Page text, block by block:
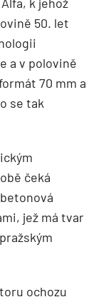
50. let
a v polovině
70 mm a
se tak
čeká
jež má tvar
ochozu